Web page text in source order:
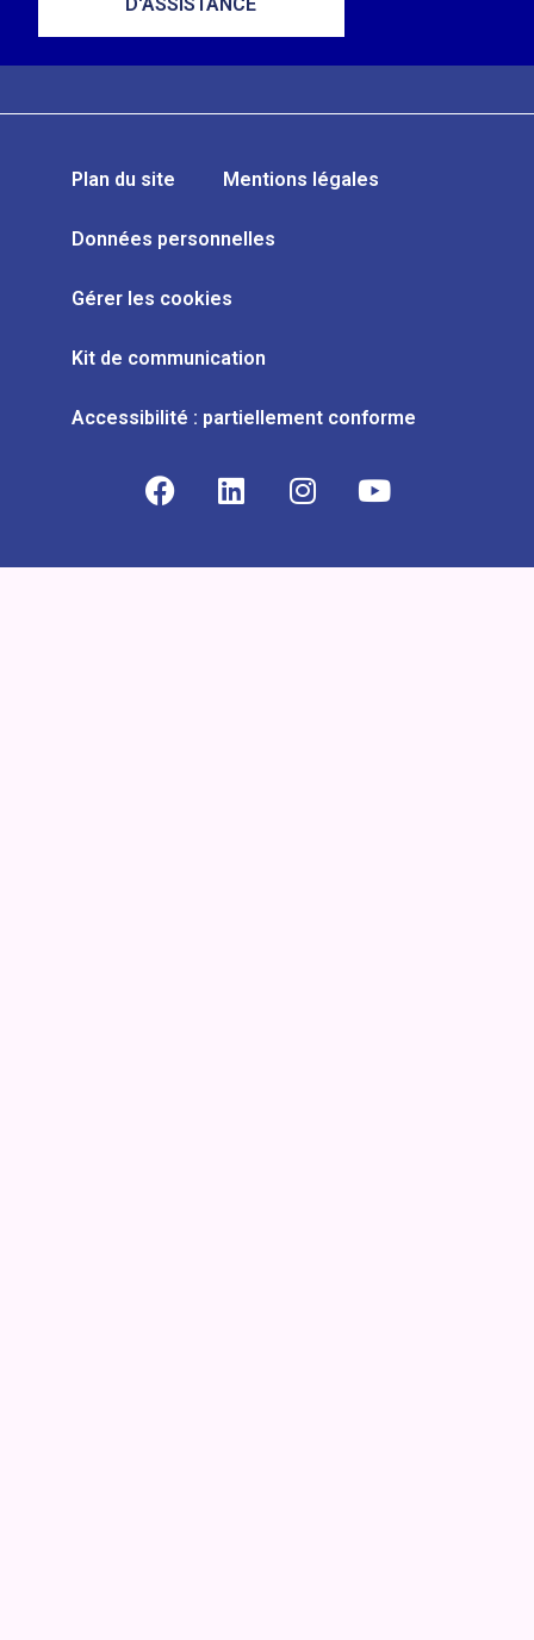
Plan du site Mentions légales
Données personnelles
Gérer les cookies
Kit de communication
Accessibilité : partiellement conforme